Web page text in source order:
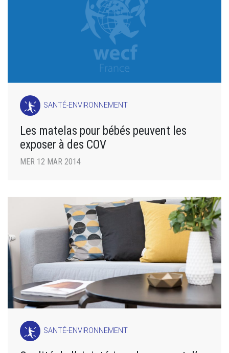
SANTÉ-ENVIRONNEMENT
Les matelas pour bébés peuvent les
exposer à des COV
MER 12 MAR 2014
SANTÉ-ENVIRONNEMENT